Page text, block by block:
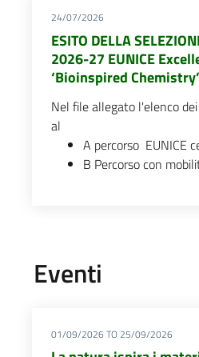
24/07/2026
ESITO DELLA
2026-27 EUNICE
‘Bioinspired Chemistry’
Nel file allegato l'elenco
al
A percorso EUNICE
B Percorso con
Eventi
01/09/2026 TO 25/09/2026